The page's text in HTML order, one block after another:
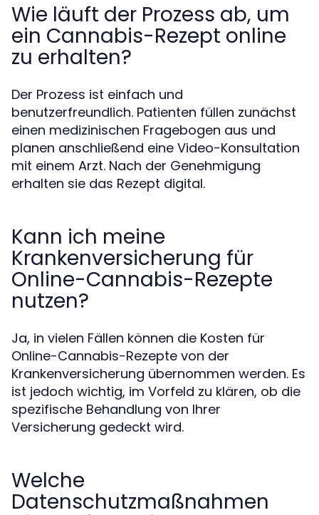
Wie läuft der Prozess ab, um
ein Cannabis-Rezept online
zu erhalten?
Der Prozess ist einfach und
benutzerfreundlich. Patienten füllen zunächst
einen medizinischen Fragebogen aus und
planen anschließend eine Video-Konsultation
mit einem Arzt. Nach der Genehmigung
erhalten sie das Rezept digital.
Kann ich meine
Krankenversicherung für
Online-Cannabis-Rezepte
nutzen?
Ja, in vielen Fällen können die Kosten für
Online-Cannabis-Rezepte von der
Krankenversicherung übernommen werden. Es
ist jedoch wichtig, im Vorfeld zu klären, ob die
spezifische Behandlung von Ihrer
Versicherung gedeckt wird.
Welche
Datenschutzmaßnahmen